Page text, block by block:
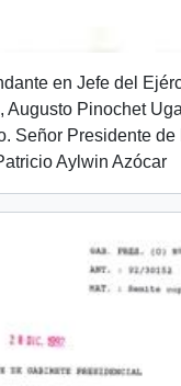
en Jefe del
Augusto Pinochet
Señor Presidente de
Aylwin Azócar